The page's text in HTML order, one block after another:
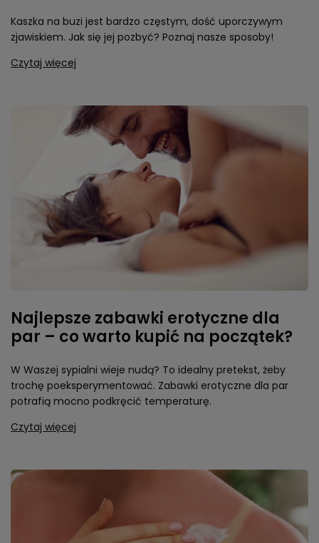
Kaszka na buzi jest bardzo częstym, dość uporczywym
zjawiskiem. Jak się jej pozbyć? Poznaj nasze sposoby!
Czytaj więcej
Najlepsze zabawki erotyczne dla
par – co warto kupić na początek?
W Waszej sypialni wieje nudą? To idealny pretekst, żeby
trochę poeksperymentować. Zabawki erotyczne dla par
potrafią mocno podkręcić temperaturę.
Czytaj więcej